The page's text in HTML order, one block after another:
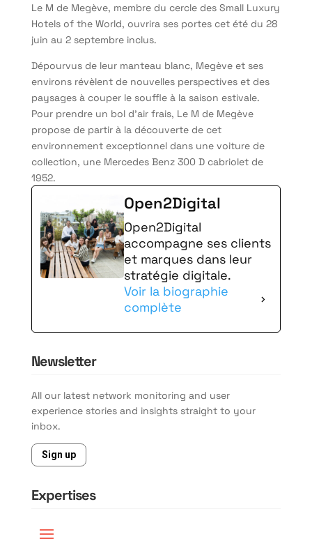
Le M de Megève, membre du cercle des Small Luxury
Hotels of the World, ouvrira ses portes cet été du 28
juin au 2 septembre inclus.
Dépourvus de leur manteau blanc, Megève et ses
environs révèlent de nouvelles perspectives et des
paysages à couper le souffle à la saison estivale.
Pour prendre un bol d’air frais, Le M de Megève
propose de partir à la découverte de cet
environnement exceptionnel dans une voiture de
collection, une Mercedes Benz 300 D cabriolet de
1952.
Open2Digital
Open2Digital
accompagne ses clients
et marques dans leur
stratégie digitale.
Voir la biographie
complète
Newsletter
All our latest network monitoring and user
experience stories and insights straight to your
inbox.
Sign up
Expertises